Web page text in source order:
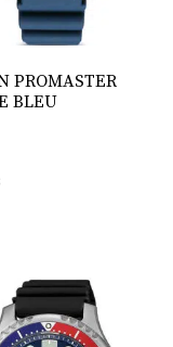
PROMASTER
BLEU